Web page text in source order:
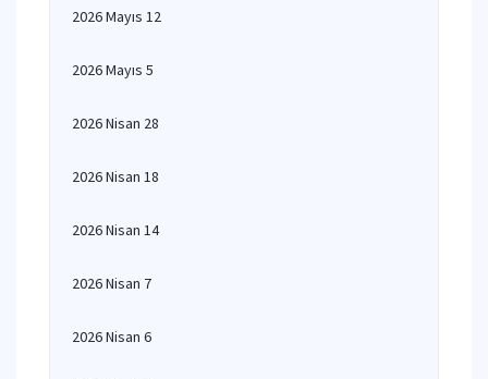
2026 Mayıs 12
2026 Mayıs 5
2026 Nisan 28
2026 Nisan 18
2026 Nisan 14
2026 Nisan 7
2026 Nisan 6